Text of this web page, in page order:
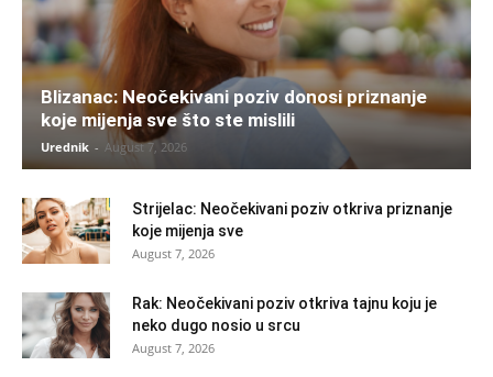
Blizanac: Neočekivani poziv donosi priznanje
koje mijenja sve što ste mislili
Urednik - August 7, 2026
Strijelac: Neočekivani poziv otkriva priznanje
koje mijenja sve
August 7, 2026
Rak: Neočekivani poziv otkriva tajnu koju je
neko dugo nosio u srcu
August 7, 2026